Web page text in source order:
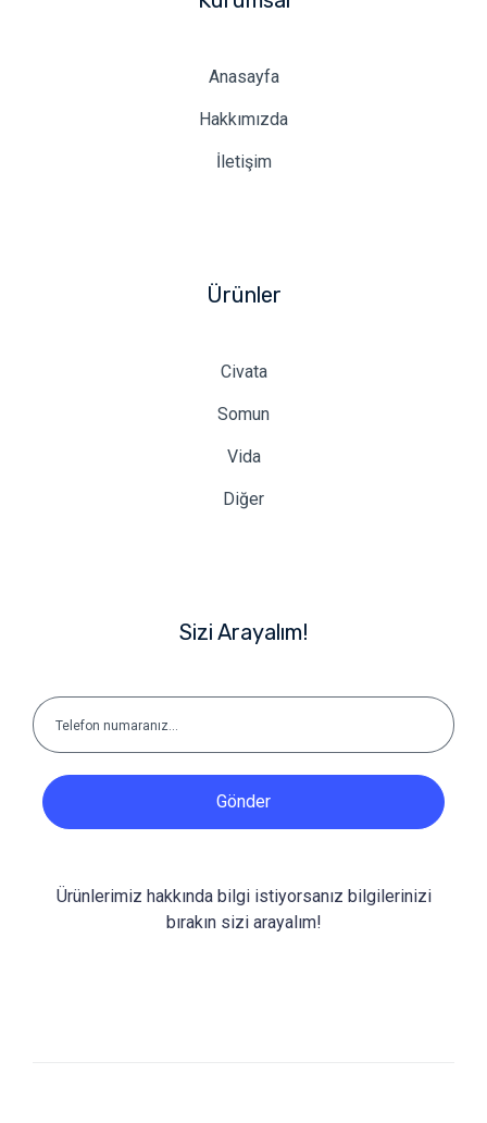
Anasayfa
Hakkımızda
İletişim
Ürünler
Civata
Somun
Vida
Diğer
Sizi Arayalım!
Gönder
Ürünlerimiz hakkında bilgi istiyorsanız bilgilerinizi
bırakın sizi arayalım!